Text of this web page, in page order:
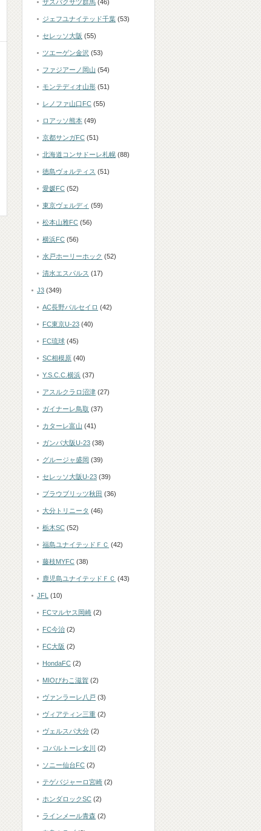
ザスパクサツ群馬 (46)
ジェフユナイテッド千葉 (53)
セレッソ大阪 (55)
ツエーゲン金沢 (53)
ファジアーノ岡山 (54)
モンテディオ山形 (51)
レノファ山口FC (55)
ロアッソ熊本 (49)
京都サンガFC (51)
北海道コンサドーレ札幌 (88)
徳島ヴォルティス (51)
愛媛FC (52)
東京ヴェルディ (59)
松本山雅FC (56)
横浜FC (56)
水戸ホーリーホック (52)
清水エスパルス (17)
J3 (349)
AC長野パルセイロ (42)
FC東京U-23 (40)
FC琉球 (45)
SC相模原 (40)
Y.S.C.C.横浜 (37)
アスルクラロ沼津 (27)
ガイナーレ鳥取 (37)
カターレ富山 (41)
ガンバ大阪U-23 (38)
グルージャ盛岡 (39)
セレッソ大阪U-23 (39)
ブラウブリッツ秋田 (36)
大分トリニータ (46)
栃木SC (52)
福島ユナイテッドＦＣ (42)
藤枝MYFC (38)
鹿児島ユナイテッドＦＣ (43)
JFL (10)
FCマルヤス岡崎 (2)
FC今治 (2)
FC大阪 (2)
HondaFC (2)
MIOびわこ滋賀 (2)
ヴァンラーレ八戸 (3)
ヴィアティン三重 (2)
ヴェルスパ大分 (2)
コバルトーレ女川 (2)
ソニー仙台FC (2)
テゲバジャーロ宮崎 (2)
ホンダロックSC (2)
ラインメール青森 (2)